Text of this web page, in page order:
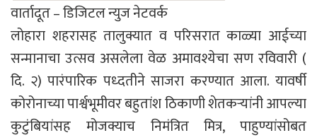
वार्तादूत – डिजिटल न्युज नेटवर्क
लोहारा शहरासह तालुक्यात व परिसरात काळ्या आईच्या
सन्मानाचा उत्सव असलेला वेळ अमावश्येचा सण रविवारी (
दि. २) पारंपारिक पध्दतीने साजरा करण्यात आला. यावर्षी
कोरोनाच्या पार्श्वभूमीवर बहुतांश ठिकाणी शेतकऱ्यांनी आपल्या
कुटुंबियांसह मोजक्याच निमंत्रित मित्र, पाहुण्यांसोबत